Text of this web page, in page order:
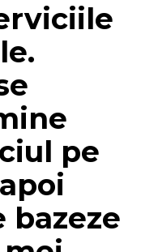
pe
bazeze